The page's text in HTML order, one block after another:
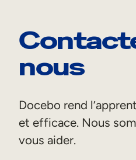
Formation interne
nous
Docebo rend
et efficace. Nous
vous aider.